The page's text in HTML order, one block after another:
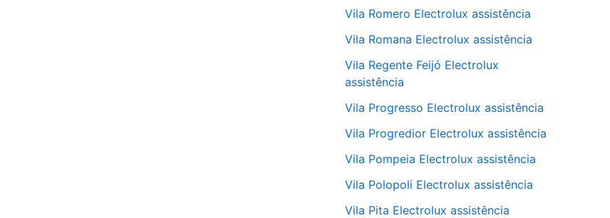
Vila Romero Electrolux assistência
Vila Romana Electrolux assistência
Vila Regente Feijó Electrolux
assistência
Vila Progresso Electrolux assistência
Vila Progredior Electrolux assistência
Vila Pompeia Electrolux assistência
Vila Polopoli Electrolux assistência
Vila Pita Electrolux assistência